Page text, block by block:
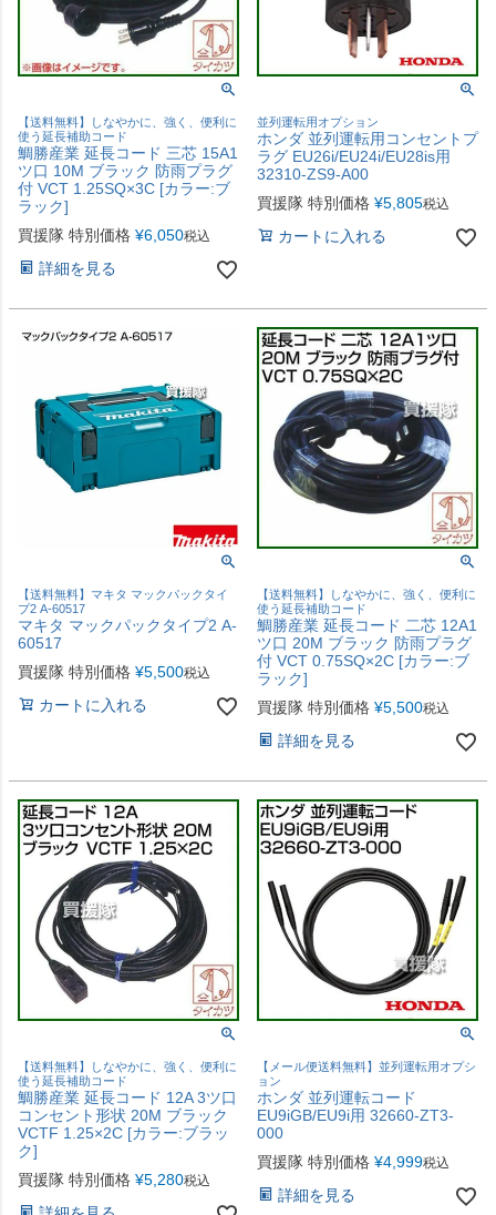
【送料無料】しなやかに、強く、便利に
使う延長補助コード
鯛勝産業 延長コード 三芯 15A1
ツ口 10M ブラック 防雨プラグ
付 VCT 1.25SQ×3C [カラー:ブ
ラック]
買援隊 特別価格 ¥6,050税込
詳細を見る
並列運転用オプション
ホンダ 並列運転用コンセントプ
ラグ EU26i/EU24i/EU28is用
32310-ZS9-A00
買援隊 特別価格 ¥5,805税込
カートに入れる
【送料無料】マキタ マックパックタイ
プ2 A-60517
マキタ マックパックタイプ2 A-
60517
買援隊 特別価格 ¥5,500税込
カートに入れる
【送料無料】しなやかに、強く、便利に
使う延長補助コード
鯛勝産業 延長コード 二芯 12A1
ツ口 20M ブラック 防雨プラグ
付 VCT 0.75SQ×2C [カラー:ブ
ラック]
買援隊 特別価格 ¥5,500税込
詳細を見る
【送料無料】しなやかに、強く、便利に
使う延長補助コード
鯛勝産業 延長コード 12A 3ツ口
コンセント形状 20M ブラック
VCTF 1.25×2C [カラー:ブラッ
ク]
買援隊 特別価格 ¥5,280税込
【メール便送料無料】並列運転用オプシ
ョン
ホンダ 並列運転コード
EU9iGB/EU9i用 32660-ZT3-
000
買援隊 特別価格 ¥4,999税込
詳細を見る